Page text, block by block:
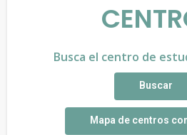
Busca el centro de
Buscar
Mapa de centros